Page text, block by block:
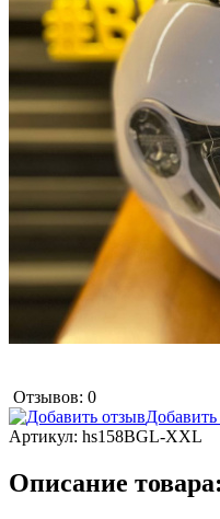
Отзывов: 0
Добавить
Артикул: hs158BGL-XXL
Описание товара: